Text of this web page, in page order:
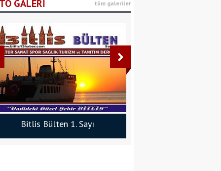
Tasarrufun İptali
Davaları ve Yargıtay
Uygulaması
Av. Musa Tuğa
Ramazan Ayında
Beslenme
GALERİ tüm galeriler
Bitlis Bülten 1. Sayı